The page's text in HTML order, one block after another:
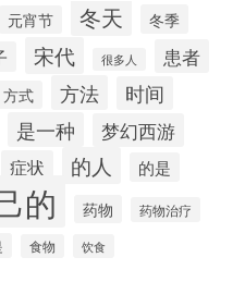
元宵节 冬天 冬季
宋代 很多人 患者
方式 方法 时间
是一种 梦幻西游
症状 的人 的是
的 药物 药物治疗
食物 饮食